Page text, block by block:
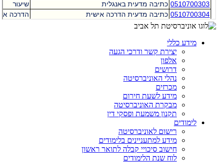
מידע כללי
יצירת קשר ודרכי הגעה
אלפון
דרושים
נהלי האוניברסיטה
מכרזים
מידע לשעת חירום
מבקרת האוניברסיטה
תקנון משמעת ופסקי דין
לימודים
רישום לאוניברסיטה
מידע למתעניינים בלימודים
חישוב סיכויי קבלה לתואר ראשון
לוח שנת הלימודים